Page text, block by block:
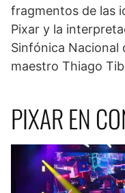
fragmentos de las
Pixar y la
Sinfónica Nacional
maestro Thiago
PIXAR EN